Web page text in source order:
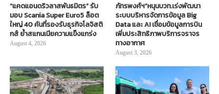
“แคดแอนดริวลาสพันธมิตร” รับ
มอบ Scania Super Euro5 ล็อต
ใหญ่ 40 คันที่รองรับธุรกิจโลจิสติ
กส์ ย้ำสแกนเนียความแข็งแกร่ง
August 4, 2026
ภัทรพงศ์ฯ”หนุนบวท.เร่งพัฒนา
ระบบบริหารจัดการข้อมูล Big
Data และ AI เชื่อมข้อมูลการบิน
เพิ่มประสิทธิภาพบริการจราจร
ทางอากาศ
August 3, 2026